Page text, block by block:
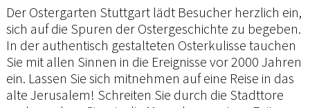
Der Ostergarten Stuttgart lädt Besucher herzlich ein,
sich auf die Spuren der Ostergeschichte zu begeben.
In der authentisch gestalteten Osterkulisse tauchen
Sie mit allen Sinnen in die Ereignisse vor 2000 Jahren
ein. Lassen Sie sich mitnehmen auf eine Reise in das
alte Jerusalem! Schreiten Sie durch die Stadttore